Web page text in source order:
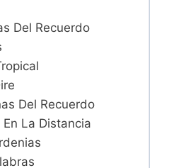
Del Recuerdo
Del Recuerdo
En La Distancia